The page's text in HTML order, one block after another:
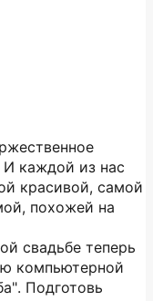
каждой из нас
красивой, самой
похожей на
свадьбе теперь
компьютерной
Подготовь